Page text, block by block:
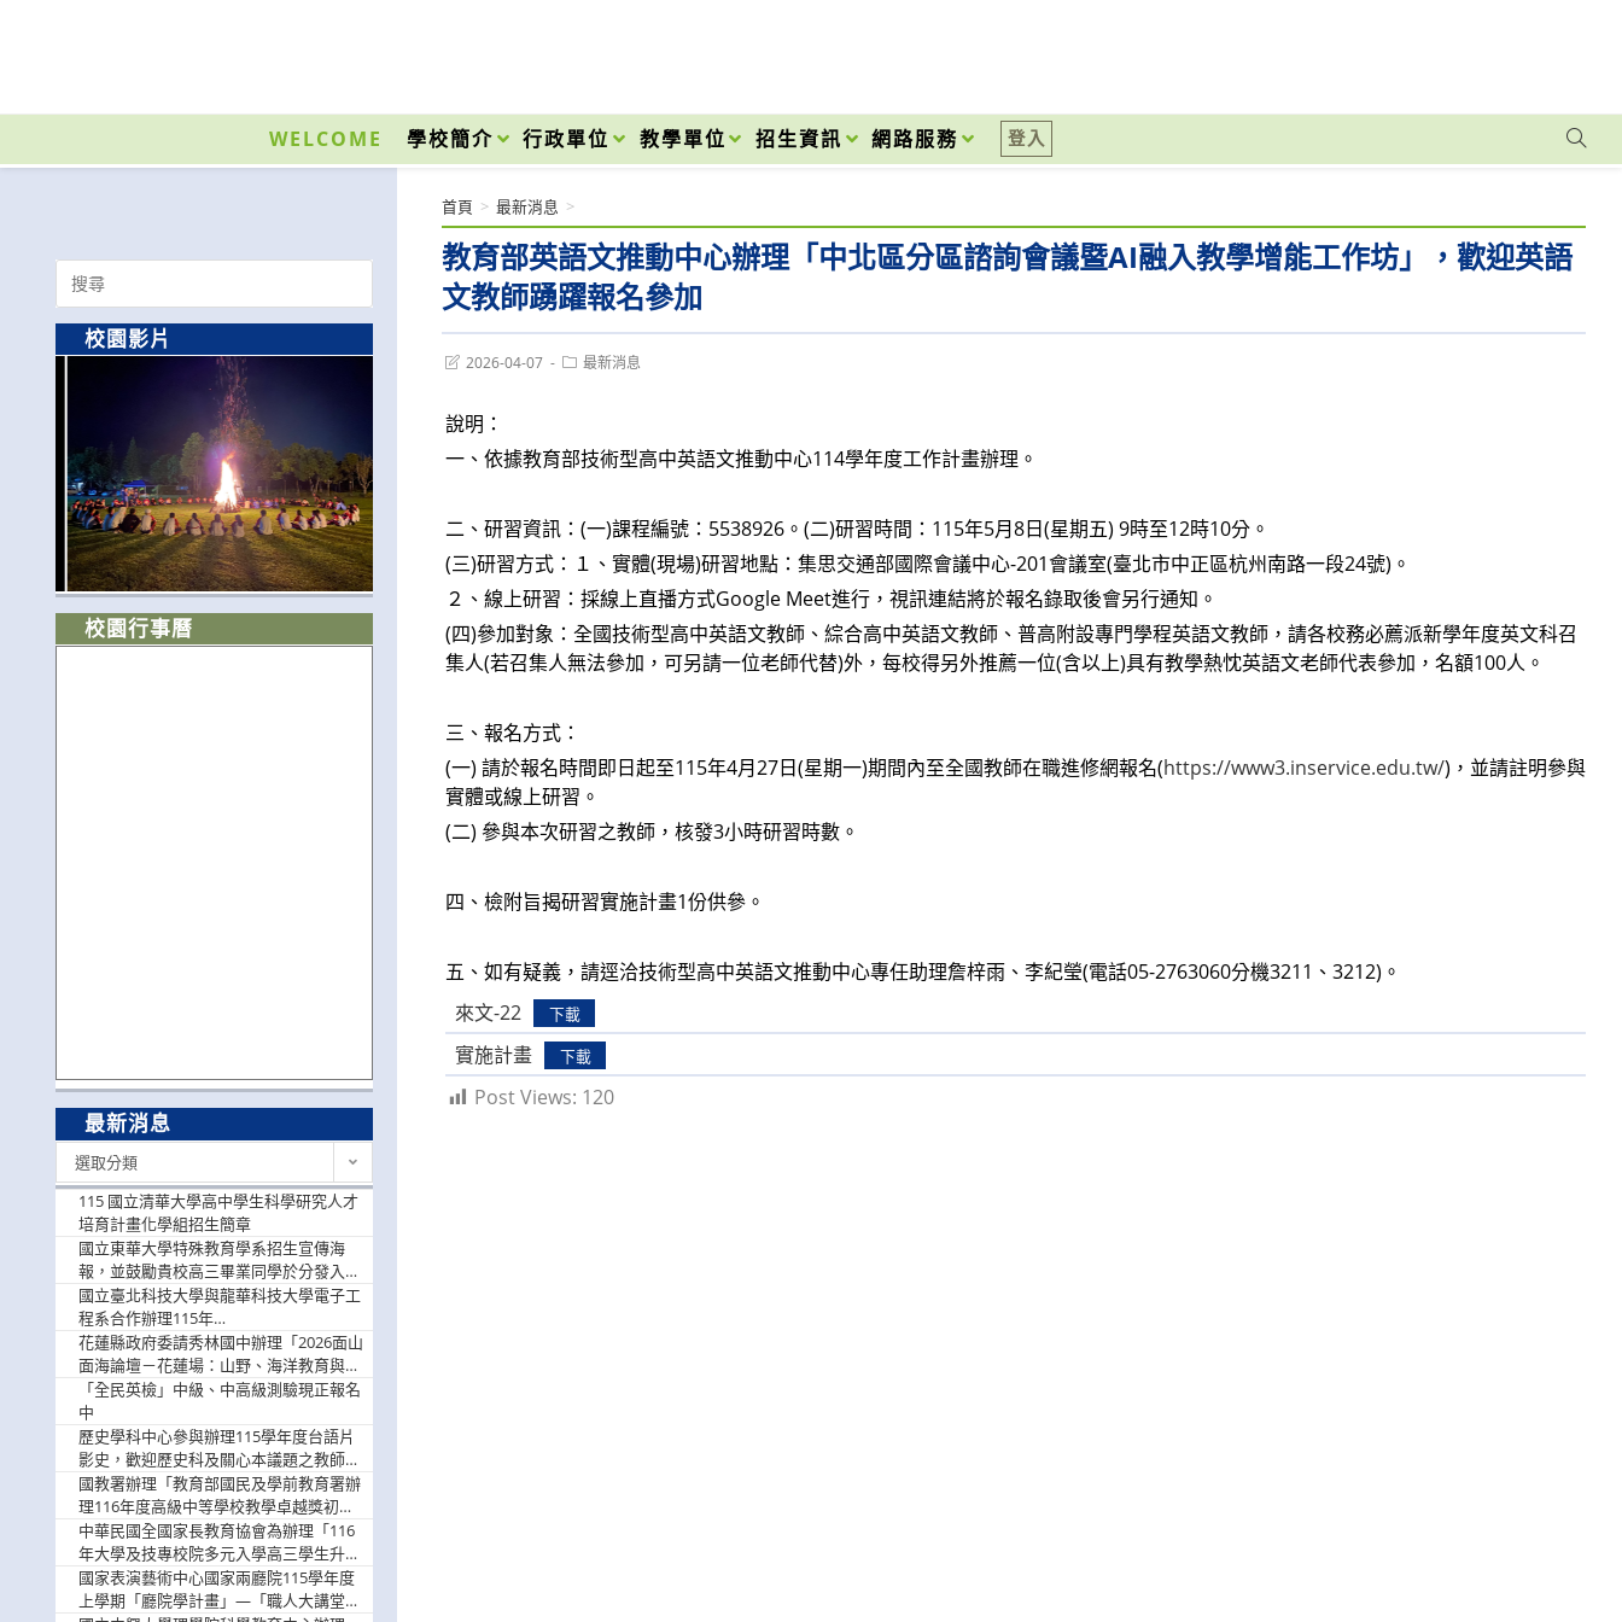
內
WELCOME 學校簡介 行政單位 教學單位 招生資訊 網路服務 登入
教育部英語文推動中心辦理「中北區分區諮詢會議暨AI融入教學增能工作坊」，歡迎英語
文教師踴躍報名參加
首頁 > 最新消息 >
Post2026-04-07
Post最新消息
說明：
一、依據教育部技術型高中英語文推動中心114學年度工作計畫辦理。
二、研習資訊：(一)課程編號：5538926。(二)研習時間：115年5月8日(星期五) 9時至12時10分。
(三)研習方式：１、實體(現場)研習地點：集思交通部國際會議中心-201會議室(臺北市中正區杭州南路一段24號)。
２、線上研習：採線上直播方式Google Meet進行，視訊連結將於報名錄取後會另行通知。
(四)參加對象：全國技術型高中英語文教師、綜合高中英語文教師、普高附設專門學程英語文教師，請各校務必薦派新學年度英文科召
集人(若召集人無法參加，可另請一位老師代替)外，每校得另外推薦一位(含以上)具有教學熱忱英語文老師代表參加，名額100人。
三、報名方式：
(一) 請於報名時間即日起至115年4月27日(星期一)期間內至全國教師在職進修網報名(https://www3.inservice.edu.tw/)，並請註明參與
實體或線上研習。
(二) 參與本次研習之教師，核發3小時研習時數。
四、檢附旨揭研習實施計畫1份供參。
五、如有疑義，請逕洽技術型高中英語文推動中心專任助理詹梓雨、李紀瑩(電話05-2763060分機3211、3212)。
來文-22
下載
實施計畫 下載
Post Views: 120
Search
for:
校園影片
校園行事曆
最新消息
選取分類
115 國立清華大學高中學生科學研究人才
培育計畫化學組招生簡章
國立東華大學特殊教育學系招生宣傳海
報，並鼓勵貴校高三畢業同學於分發入學
階段踴躍選填。
國立臺北科技大學與龍華科技大學電子工
程系合作辦理115年
「115.08.10~08.12「AI賦能應用於智慧半
導體研習營」，歡迎學生踴躍報名參加
花蓮縣政府委請秀林國中辦理「2026面山
面海論壇－花蓮場：山野、海洋教育與戶
外安全實務課程」，歡迎踴躍報名參加
「全民英檢」中級、中高級測驗現正報名
中
歷史學科中心參與辦理115學年度台語片
影史，歡迎歷史科及關心本議題之教師踴
躍報名參加
國教署辦理「教育部國民及學前教育署辦
理116年度高級中等學校教學卓越獎初選
實施計畫」，鼓勵教師踴躍報名
中華民國全國家長教育協會為辦理「116
年大學及技專校院多元入學高三學生升學
輔導家長說明會」
國家表演藝術中心國家兩廳院115學年度
上學期「廳院學計畫」—「職人大講堂」